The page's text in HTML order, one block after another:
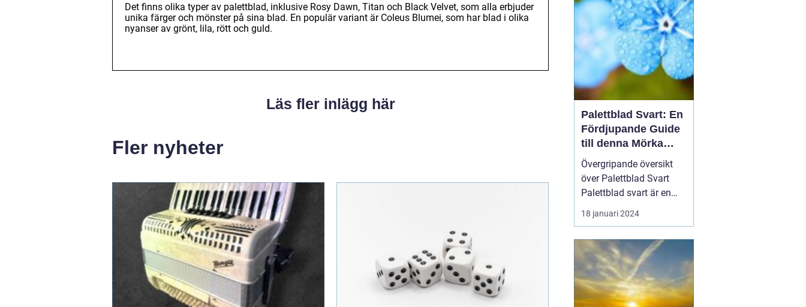
Det finns olika typer av palettblad, inklusive Rosy Dawn, Titan och Black Velvet, som alla erbjuder
unika färger och mönster på sina blad. En populär variant är Coleus Blumei, som har blad i olika
nyanser av grönt, lila, rött och guld.
Läs fler inlägg här
Fler nyheter
Palettblad Svart: En
Fördjupande Guide
till denna Mörka
Skönhet
Övergripande översikt
över Palettblad Svart
Palettblad svart är en
populär växt med mörka,
djupt färgade blad som
elegant utseende. Dess
distinkta mörka
färgskala gör den till ett
attraktivt val för
18 januari 2024